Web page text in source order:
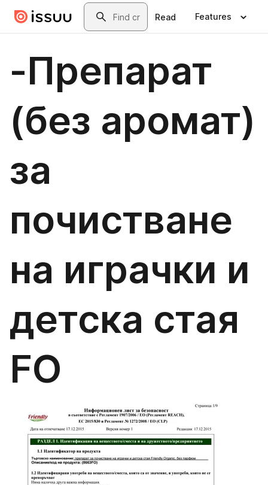
Skip to main contentSearch
Read Features
-Препарат
(без аромат)
за
почистване
на играчки и
детска стая
FO